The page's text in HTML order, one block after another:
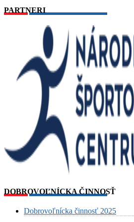
PARTNERI
DOBROVOĽNÍCKA ČINNOSŤ
Dobrovoľnícka činnosť 2025